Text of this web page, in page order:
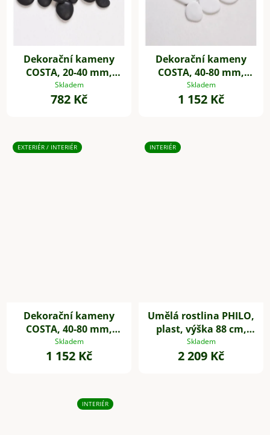
Dekorační kameny
COSTA, 20-40 mm,
plast, černá
Skladem
782 Kč
Dekorační kameny
COSTA, 40-80 mm,
plast, bílá
Skladem
1 152 Kč
EXTERIÉR / INTERIÉR
Dekorační kameny
COSTA, 40-80 mm,
plast, šedá
Skladem
1 152 Kč
INTERIÉR
Umělá rostlina PHILO,
plast, výška 88 cm,
zelená
Skladem
2 209 Kč
INTERIÉR